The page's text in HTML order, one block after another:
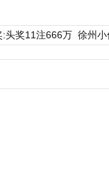
头奖11注666万 徐州